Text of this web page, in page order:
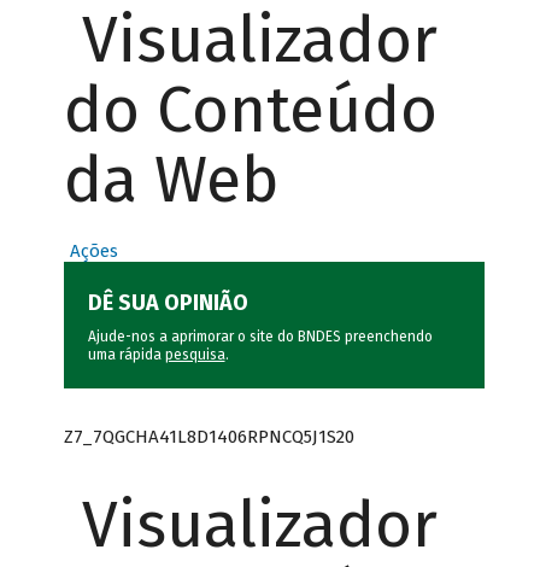
Visualizador
do Conteúdo
da Web
Ações
DÊ SUA OPINIÃO
Ajude-nos a aprimorar o site do BNDES preenchendo
uma rápida pesquisa.
Z7_7QGCHA41L8D1406RPNCQ5J1S20
Visualizador